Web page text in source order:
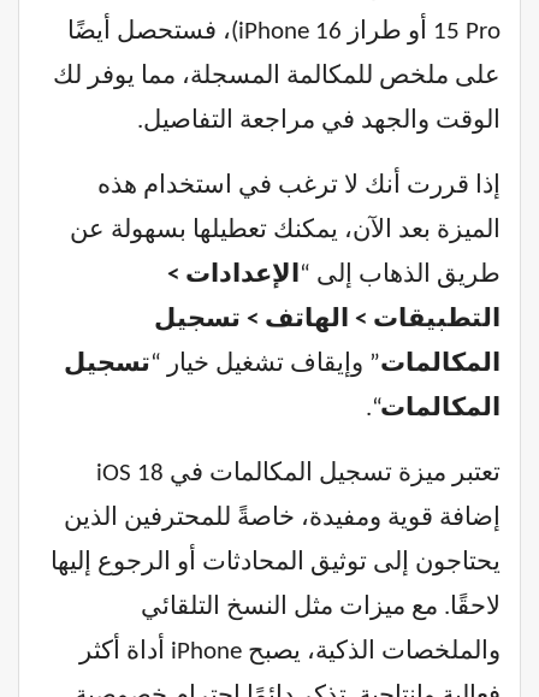
15 Pro أو طراز iPhone 16)، فستحصل أيضًا
على ملخص للمكالمة المسجلة، مما يوفر لك
الوقت والجهد في مراجعة التفاصيل.
إذا قررت أنك لا ترغب في استخدام هذه
الميزة بعد الآن، يمكنك تعطيلها بسهولة عن
طريق الذهاب إلى “ الإعدادات >
التطبيقات > الهاتف > تسجيل
المكالمات” وإيقاف تشغيل خيار “تسجيل
المكالمات“.
تعتبر ميزة تسجيل المكالمات في iOS 18
إضافة قوية ومفيدة، خاصةً للمحترفين الذين
يحتاجون إلى توثيق المحادثات أو الرجوع إليها
لاحقًا. مع ميزات مثل النسخ التلقائي
والملخصات الذكية، يصبح iPhone أداة أكثر